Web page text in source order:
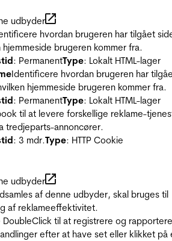
udbyder
hvordan brugeren har tilgået
brugeren kommer fra.
: PermanentType: Lokalt HTML-lager
Identificere hvordan brugeren har
hjemmeside brugeren kommer fra.
: PermanentType: Lokalt HTML-lager
til at levere forskellige reklame-
tredjeparts-annoncører.
: 3 mdr.Type: HTTP Cookie
udbyder
af denne udbyder, skal bruges til
af reklameeffektivitet.
til at registrere og
efter at have set eller klikket på